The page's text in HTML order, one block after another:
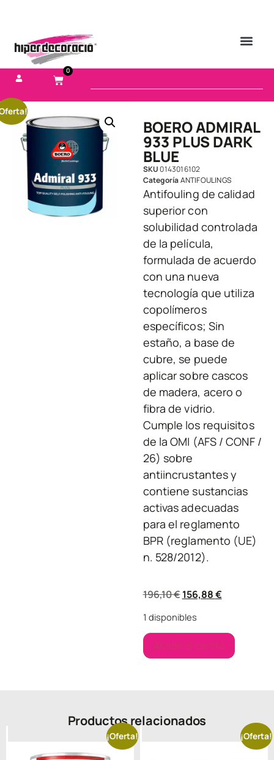
0
BOERO ADMIRAL
933 PLUS DARK
BLUE
SKU0143016102
CategoríaANTIFOULINGS
Antifouling de calidad
superior con
solubilidad controlada
de la película,
formulada de acuerdo
con una nueva
tecnología que utiliza
copolímeros
específicos; Sin
estaño, a base de
cubre, se puede
aplicar sobre cascos
de madera, acero o
fibra de vidrio.
Cumple los requisitos
de la OMI (AFS / CONF /
26) sobre
antiincrustantes y
contiene sustancias
activas adecuadas
para el reglamento
BPR (reglamento (UE)
n. 528/2012).
196,10€ 156,88€
1 disponibles
Añadir al carrito
Productos relacionados
¡Oferta! ¡Oferta!